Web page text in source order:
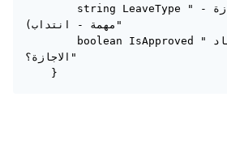
string LeaveType "نوع الاجازة (اجازة -
مهمة - انتداب)"
boolean IsApproved "هل تم اعتماد
الاجازة؟"
}